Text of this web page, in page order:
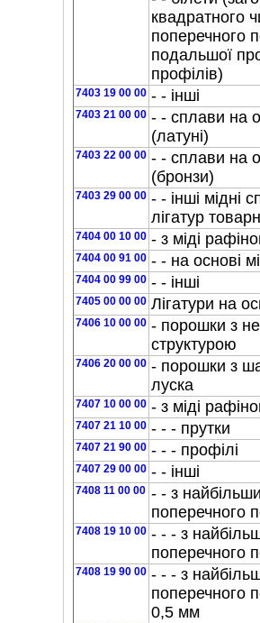
квадратного
поперечного
подальшої
профiлiв)
7403 19 00 00 - - iншi
7403 21 00 00 - - сплави на
(латунi)
7403 22 00 00 - - сплави на
(бронзи)
7403 29 00 00 - - iншi мiднi
лiгатур
7404 00 10 00 - з мiдi
7404 00 91 00 - - на основi
7404 00 99 00 - - iншi
7405 00 00 00 Лiгатури на
7406 10 00 00 - порошки з
структурою
7406 20 00 00 - порошки з
луска
7407 10 00 00 - з мiдi
7407 21 10 00 - - - прутки
7407 21 90 00 - - - профiлi
7407 29 00 00 - - iншi
7408 11 00 00 - - з
поперечного
7408 19 10 00 - - - з
поперечного
7408 19 90 00 - - - з
поперечного
0,5 мм